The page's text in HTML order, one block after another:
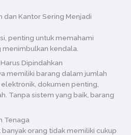
dan Kantor Sering Menjadi
penting untuk memahami
kendala.
Dipindahkan
memiliki barang dalam jumlah
dokumen penting,
Tanpa sistem yang baik, barang
Tenaga
orang tidak memiliki cukup